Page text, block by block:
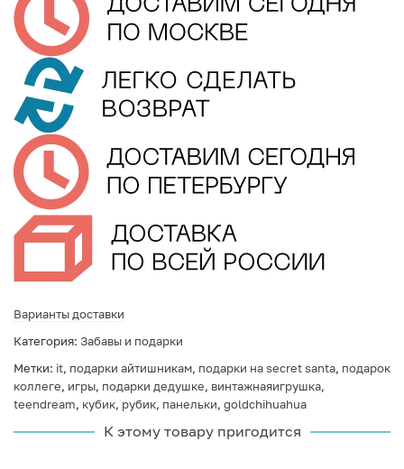
Варианты доставки
Категория: Забавы и подарки
Метки: it, подарки айтишникам, подарки на secret santa, подарок
коллеге, игры, подарки дедушке, винтажнаяигрушка,
teendream, кубик, рубик, панельки, goldchihuahua
К этому товару пригодится